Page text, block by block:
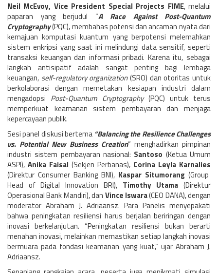
Neil McEvoy, Vice President Special Projects FIME, melalui
paparan yang berjudul “A Race Against Post-Quantum
Cryptography(PQC), membahas potensi dan ancaman nyata dari
kemajuan komputasi kuantum yang berpotensi melemahkan
sistem enkripsi yang saat ini melindungi data sensitif, seperti
transaksi keuangan dan informasi pribadi. Karena itu, sebagai
langkah antisipatif adalah sangat penting bagi lembaga
keuangan, self-regulatory organization(SRO) dan otoritas untuk
berkolaborasi dengan memetakan kesiapan industri dalam
mengadopsi Post-Quantum Cryptography(PQC) untuk terus
memperkuat keamanan sistem pembayaran dan menjaga
kepercayaan publik.
Sesi panel diskusi bertema “Balancing the Resilience Challenges
vs. Potential New Business Creation” menghadirkan pimpinan
industri sistem pembayaran nasional: Santoso (Ketua Umum
ASPI), Anika Faisal (Sekjen Perbanas), Corina Leyla Karnalies
(Direktur Consumer Banking BNI), Kaspar Situmorang (Group
Head of Digital Innovation BRI), Timothy Utama (Direktur
Operasional Bank Mandiri), dan Vince Iswara(CEO DANA), dengan
moderator Abraham J. Adriaansz. Para Panelis menyepakati
bahwa peningkatan resiliensi harus berjalan beriringan dengan
inovasi berkelanjutan. “Peningkatan resiliensi bukan berarti
menahan inovasi, melainkan memastikan setiap langkah inovasi
bermuara pada fondasi keamanan yang kuat,” ujar Abraham J.
Adriaansz.